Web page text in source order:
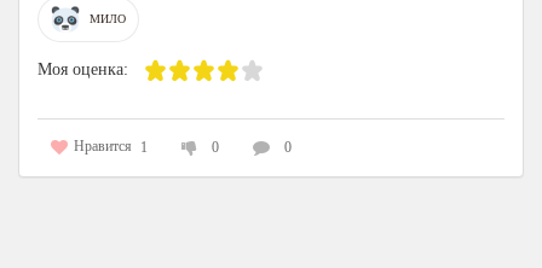
МИЛО
Моя оценка:
Нравится 1 0 0